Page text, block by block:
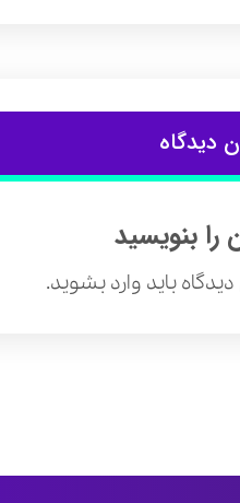
دیدگاه
را بنویسید
باید وارد بشوید.